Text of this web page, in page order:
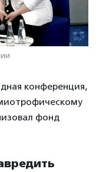
конференция,
фонд